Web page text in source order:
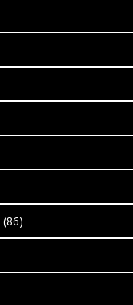
(86)